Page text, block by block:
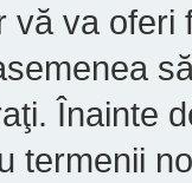
vă va oferi
Înainte
termenii